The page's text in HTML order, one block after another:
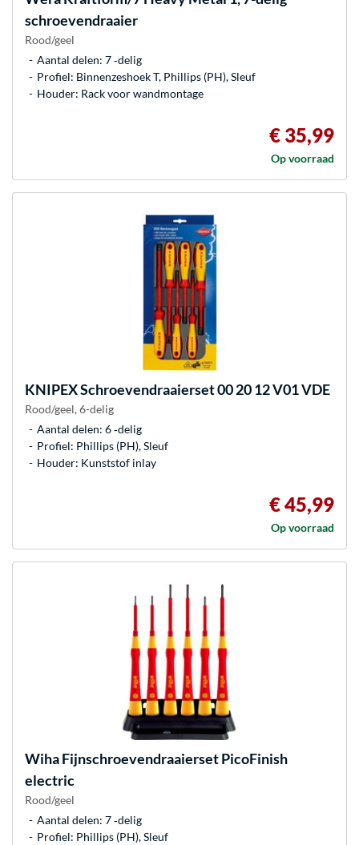
schroevendraaier
Rood/geel
Aantal delen: 7 ‐delig
Profiel: Binnenzeshoek T, Phillips (PH), Sleuf
Houder: Rack voor wandmontage
€ 35,99
Op voorraad
KNIPEXSchroevendraaierset 00 20 12 V01 VDE
Rood/geel, 6-delig
Aantal delen: 6 ‐delig
Profiel: Phillips (PH), Sleuf
Houder: Kunststof inlay
€ 45,99
Op voorraad
WihaFijnschroevendraaierset PicoFinish
electric
Rood/geel
Aantal delen: 7 ‐delig
Profiel: Phillips (PH), Sleuf